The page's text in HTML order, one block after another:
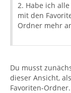
2. Habe ich
mit den
Ordner mehr
Du musst
dieser Ansicht,
Favoriten-Ordner.